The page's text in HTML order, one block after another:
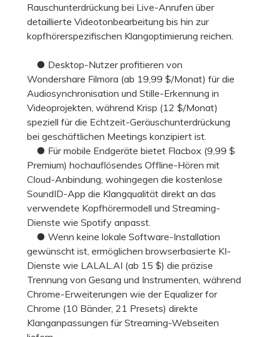
Rauschunterdrückung bei Live-Anrufen über
detaillierte Videotonbearbeitung bis hin zur
kopfhörerspezifischen Klangoptimierung reichen.
● Desktop-Nutzer profitieren von
Wondershare Filmora (ab 19,99 $/Monat) für die
Audiosynchronisation und Stille-Erkennung in
Videoprojekten, während Krisp (12 $/Monat)
speziell für die Echtzeit-Geräuschunterdrückung
bei geschäftlichen Meetings konzipiert ist.
● Für mobile Endgeräte bietet Flacbox (9,99 $
Premium) hochauflösendes Offline-Hören mit
Cloud-Anbindung, wohingegen die kostenlose
SoundID-App die Klangqualität direkt an das
verwendete Kopfhörermodell und Streaming-
Dienste wie Spotify anpasst.
● Wenn keine lokale Software-Installation
gewünscht ist, ermöglichen browserbasierte KI-
Dienste wie LALAL.AI (ab 15 $) die präzise
Trennung von Gesang und Instrumenten, während
Chrome-Erweiterungen wie der Equalizer for
Chrome (10 Bänder, 21 Presets) direkte
Klanganpassungen für Streaming-Webseiten